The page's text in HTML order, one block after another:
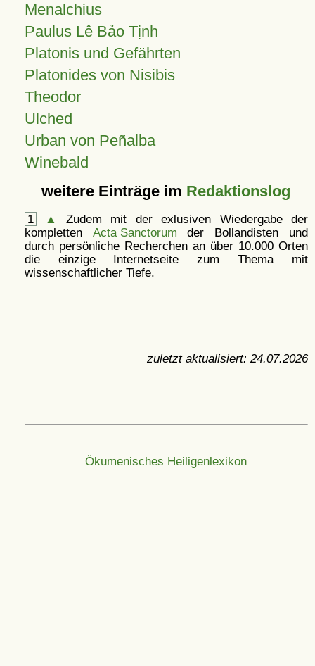
Menalchius
Paulus Lê Bảo Tịnh
Platonis und Gefährten
Platonides von Nisibis
Theodor
Ulched
Urban von Peñalba
Winebald
weitere Einträge im Redaktionslog
1 ▲
Zudem mit der exlusiven Wiedergabe der
kompletten Acta Sanctorum der Bollandisten und
durch persönliche Recherchen an über 10.000 Orten
die einzige Internetseite zum Thema mit
wissenschaftlicher Tiefe.
zuletzt aktualisiert: 24.07.2026
Ökumenisches Heiligenlexikon